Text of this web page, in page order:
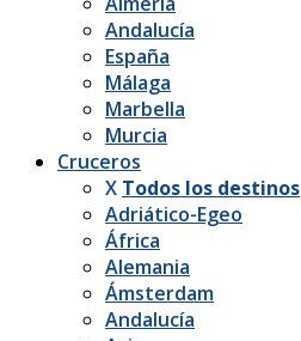
Andalucía
España
Málaga
Marbella
Murcia
Cruceros
X Todos los destinos
Adriático-Egeo
África
Alemania
Ámsterdam
Andalucía